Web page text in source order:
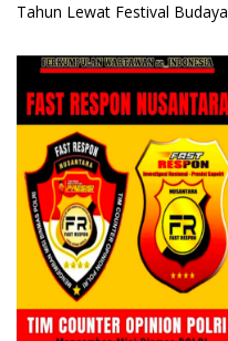
Tahun Lewat Festival Budaya